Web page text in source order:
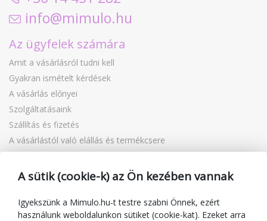
info@mimulo.hu
Az ügyfelek számára
Amit a vásárlásról tudni kell
Gyakran ismételt kérdések
A vásárlás előnyei
Szolgáltatásaink
Szállítás és fizetés
A vásárlástól való elállás és termékcsere
Reklamáció
Ajándékutalványok
Blog
A sütik (cookie-k) az Ön kezében vannak
Igyekszünk a Mimulo.hu-t testre szabni Önnek, ezért
használunk weboldalunkon sütiket (cookie-kat). Ezeket arra